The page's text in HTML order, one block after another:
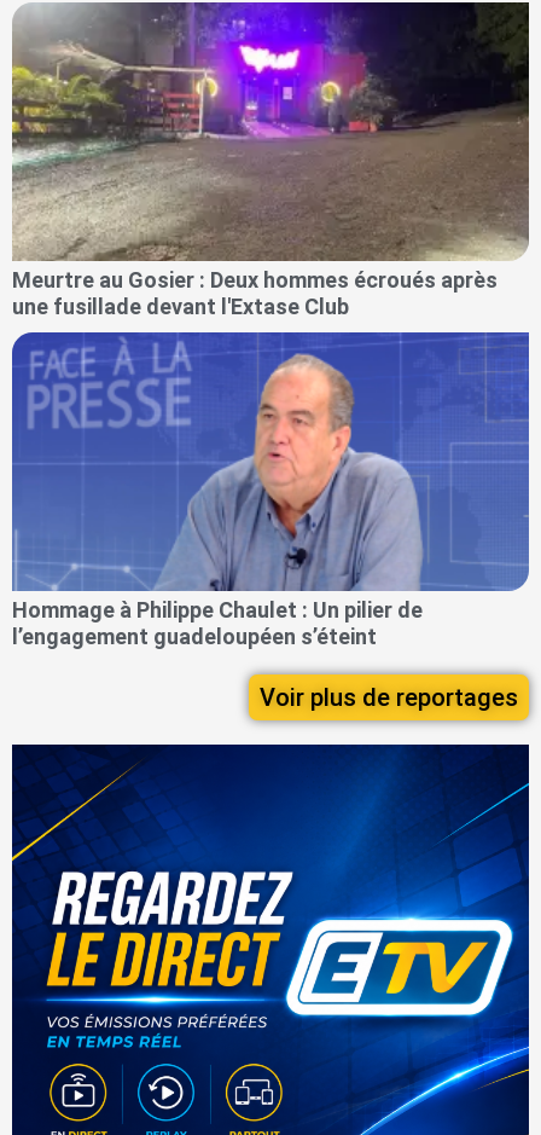
Meurtre au Gosier : Deux hommes écroués après
une fusillade devant l'Extase Club
Hommage à Philippe Chaulet : Un pilier de
l’engagement guadeloupéen s’éteint
Voir plus de reportages